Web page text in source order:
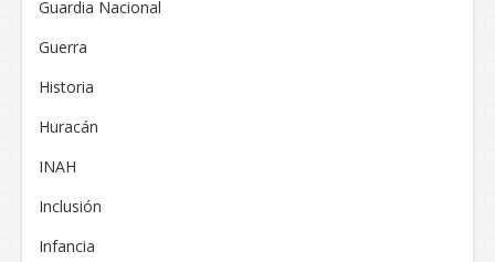
Guardia Nacional
Guerra
Historia
Huracán
INAH
Inclusión
Infancia